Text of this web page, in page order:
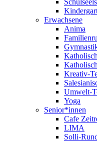
Erwachsene
Anima
Kreativ-
Umwelt-
Yoga
Senior*innen
Cafe
LIMA
Solli-